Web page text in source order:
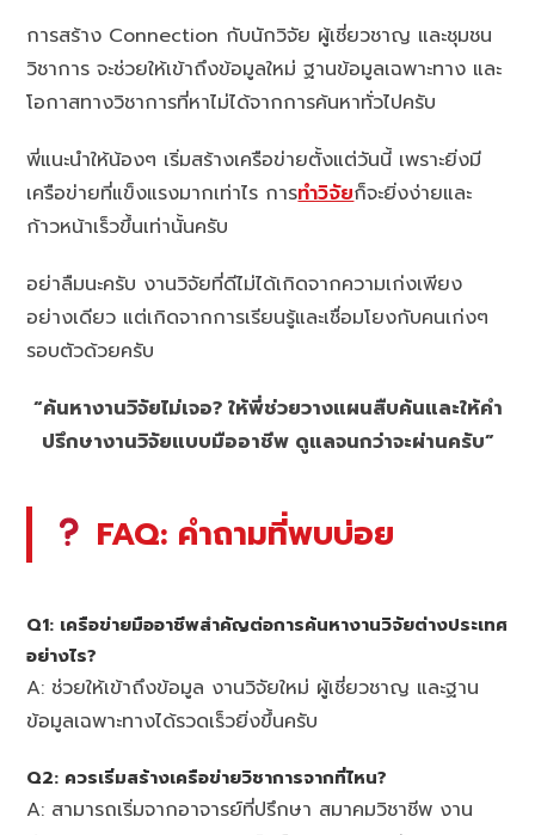
การสร้าง Connection กับนักวิจัย ผู้เชี่ยวชาญ และชุมชน
วิชาการ จะช่วยให้เข้าถึงข้อมูลใหม่ ฐานข้อมูลเฉพาะทาง และ
โอกาสทางวิชาการที่หาไม่ได้จากการค้นหาทั่วไปครับ
พี่แนะนำให้น้องๆ เริ่มสร้างเครือข่ายตั้งแต่วันนี้ เพราะยิ่งมี
เครือข่ายที่แข็งแรงมากเท่าไร การทำวิจัยก็จะยิ่งง่ายและ
ก้าวหน้าเร็วขึ้นเท่านั้นครับ
อย่าลืมนะครับ งานวิจัยที่ดีไม่ได้เกิดจากความเก่งเพียง
อย่างเดียว แต่เกิดจากการเรียนรู้และเชื่อมโยงกับคนเก่งๆ
รอบตัวด้วยครับ
“ค้นหางานวิจัยไม่เจอ? ให้พี่ช่วยวางแผนสืบค้นและให้คำ
ปรึกษางานวิจัยแบบมืออาชีพ ดูแลจนกว่าจะผ่านครับ”
FAQ: คำถามที่พบบ่อย
Q1: เครือข่ายมืออาชีพสำคัญต่อการค้นหางานวิจัยต่างประเทศ
อย่างไร?
A: ช่วยให้เข้าถึงข้อมูล งานวิจัยใหม่ ผู้เชี่ยวชาญ และฐาน
ข้อมูลเฉพาะทางได้รวดเร็วยิ่งขึ้นครับ
Q2: ควรเริ่มสร้างเครือข่ายวิชาการจากที่ไหน?
A: สามารถเริ่มจากอาจารย์ที่ปรึกษา สมาคมวิชาชีพ งาน